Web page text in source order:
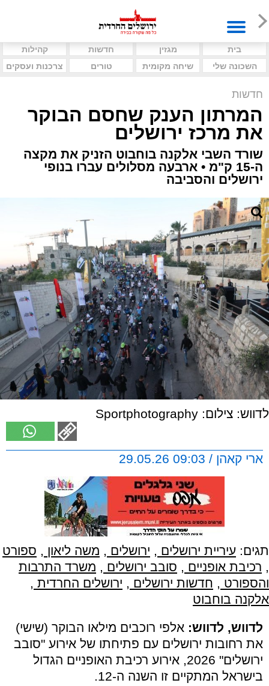
בית מגזין חדשות
קהילות
השכונה שלי
שיחה מקומית טורים צרכנות ועסקים
חדשות
המרתון הענק שחסם הבוקר
את מרכז ירושלים
שורד השבי אלקנה בוחבוט הזניק את מקצה
ה-15 ק"מ • ארבעה מסלולים עברו בנופי
ירושלים והסביבה
לדווש: צילום: Sportphotography
ארי קאהן / 09:03 29.05.26
תגים: עיריית ירושלים , ירושלים , משה ליאון , ספורט
, רכיבת אופניים , סובב ירושלים , משרד התרבות
והספורט , חדשות ירושלים , ירושלים החרדית ,
אלקנה בוחבוט
לדווש, לדווש: אלפי רוכבים מילאו הבוקר (שישי)
את רחובות ירושלים עם פתיחתו של אירוע "סובב
ירושלים" 2026, אירוע רכיבת האופניים הגדול
בישראל המתקיים זו השנה ה-12.